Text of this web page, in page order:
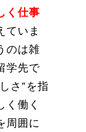
く仕事
ていま
のは雑
学先で
さ”を指
く働く
周囲に